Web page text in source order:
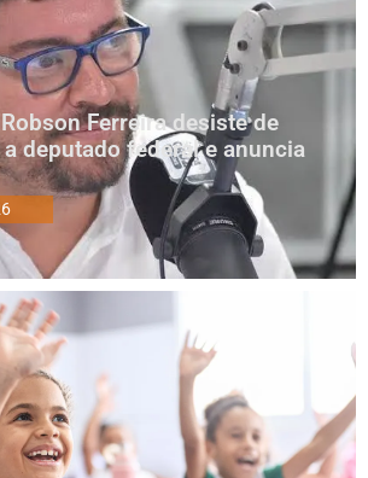
Ferreira desiste de
deputado federal e anuncia